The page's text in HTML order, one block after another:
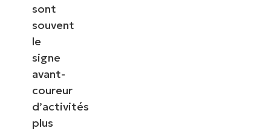
sont
souvent
le
signe
avant-
coureur
d’activités
plus